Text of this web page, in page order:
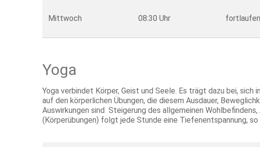
Mittwoch 08:30 Uhr
Yoga
Yoga verbindet Körper, Geist und Seele. Es trägt dazu bei, sich
auf den körperlichen Übungen, die diesem Ausdauer,
Auswirkungen sind Steigerung des allgemeinen
(Körperübungen) folgt jede Stunde eine Tiefenentspannung,